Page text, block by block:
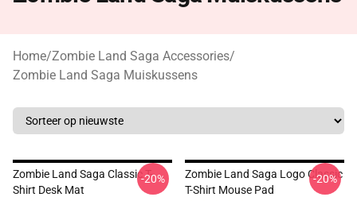
Home/Zombie Land Saga Accessories/
Zombie Land Saga Muiskussens
Zombie Land Saga Classic T-
Shirt Desk Mat
-20%
Zombie Land Saga Logo Classic
T-Shirt Mouse Pad
-20%